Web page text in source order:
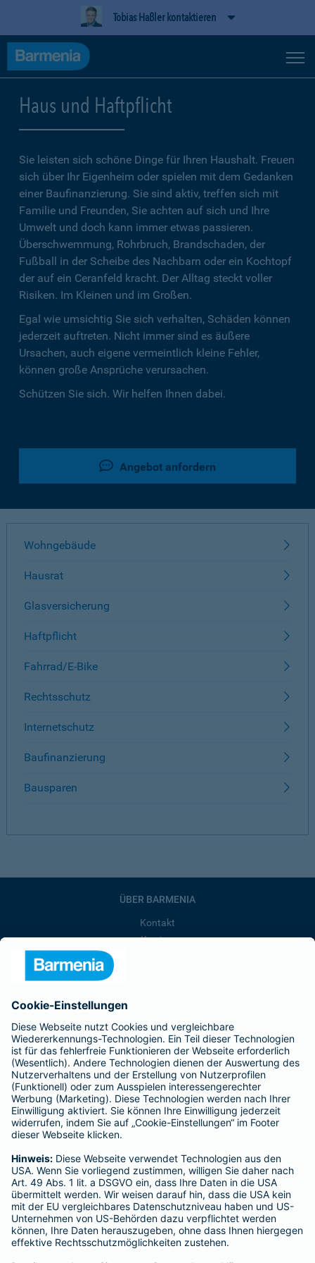
Tobias Haßler kontaktieren
Haus und Haftpflicht
Sie leisten sich schöne Dinge für Ihren Haushalt. Freuen
sich über Ihr Eigenheim oder spielen mit dem Gedanken
einer Baufinanzierung. Sie sind aktiv, treffen sich mit
Familie und Freunden, Sie achten auf sich und Ihre
Umwelt und doch kann immer etwas passieren.
Überschwemmung, Rohrbruch, Brandschaden, der
Fußball in der Scheibe des Nachbarn oder ein Kochtopf
der auf ein Ceranfeld kracht. Der Alltag steckt voller
Risiken. Im Kleinen und im Großen.
Egal wie umsichtig Sie sich verhalten, Schäden können
jederzeit auftreten. Nicht immer sind es äußere
Ursachen, auch eigene vermeintlich kleine Fehler,
können große Ansprüche verursachen.
Schützen Sie sich. Wir helfen Ihnen dabei.
Angebot anfordern
Wohngebäude
Hausrat
Glasversicherung
Haftpflicht
Fahrrad/E-Bike
Rechtsschutz
Internetschutz
Baufinanzierung
Bausparen
ÜBER BARMENIA
Kontakt
Karriere
Affiliate-Partner werden
Barmenia ist Teil der BarmeniaGothaer
BELIEBTE SEITEN
Kranken-Zusatzversicherung
Tierversicherungen
Haftpflichtversicherung
Hausratversicherung
SERVICE
Adresse ändern
Schaden melden
Kilometerstandsmeldung
Serviceübersicht